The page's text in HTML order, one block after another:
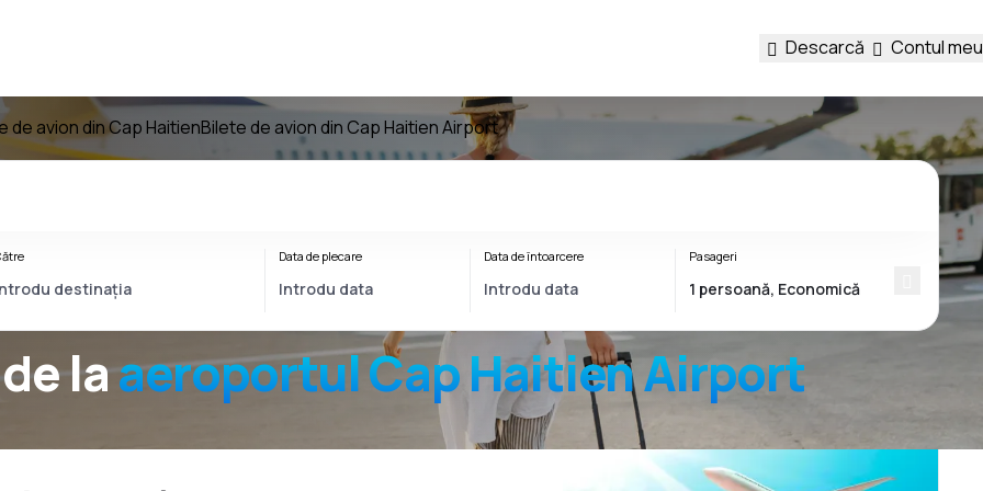
Descarcă Contul meu
de avion din Cap HaitienBilete de avion din Cap Haitien Airport
laaeroportulCap Haitien Airport
Data de plecare Data de întoarcere Pasageri